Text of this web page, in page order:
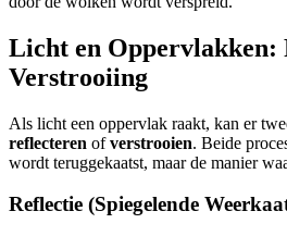
Licht en Oppervlakken:
Verstrooiing
Als licht een oppervlak raakt, kan er
reflecteren ofverstrooien. Beide
wordt teruggekaatst, maar de manier
Reflectie (Spiegelende